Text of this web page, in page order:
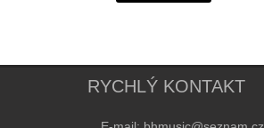
RYCHLÝ KONTAKT